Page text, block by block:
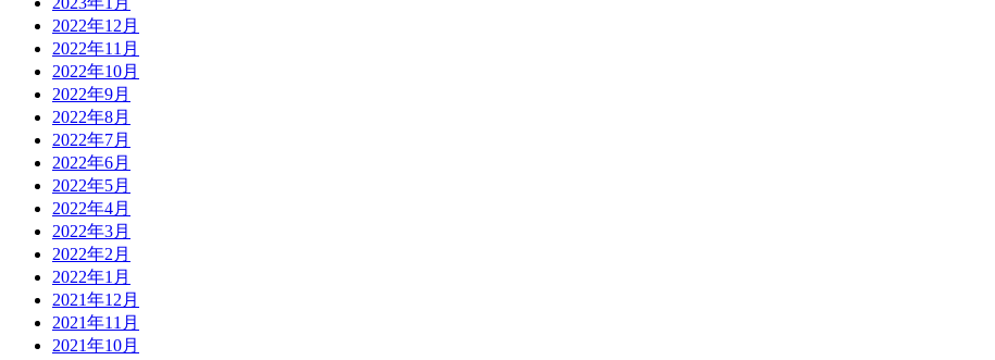
2022年12月
2022年11月
2022年10月
2022年9月
2022年8月
2022年7月
2022年6月
2022年5月
2022年4月
2022年3月
2022年2月
2022年1月
2021年12月
2021年11月
2021年10月